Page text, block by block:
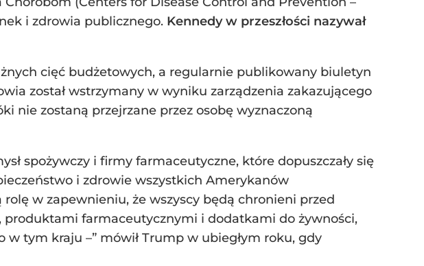
i zdrowia publicznego. Kennedy w przeszłości nazywał
cięć budżetowych, a regularnie publikowany biuletyn
został wstrzymany w wyniku zarządzenia zakazującego
zostaną przejrzane przez osobę wyznaczoną
spożywczy i firmy farmaceutyczne, które dopuszczały się
i zdrowie wszystkich Amerykanów
w zapewnieniu, że wszyscy będą chronieni przed
farmaceutycznymi i dodatkami do żywności,
w tym kraju –” mówił Trump w ubiegłym roku, gdy